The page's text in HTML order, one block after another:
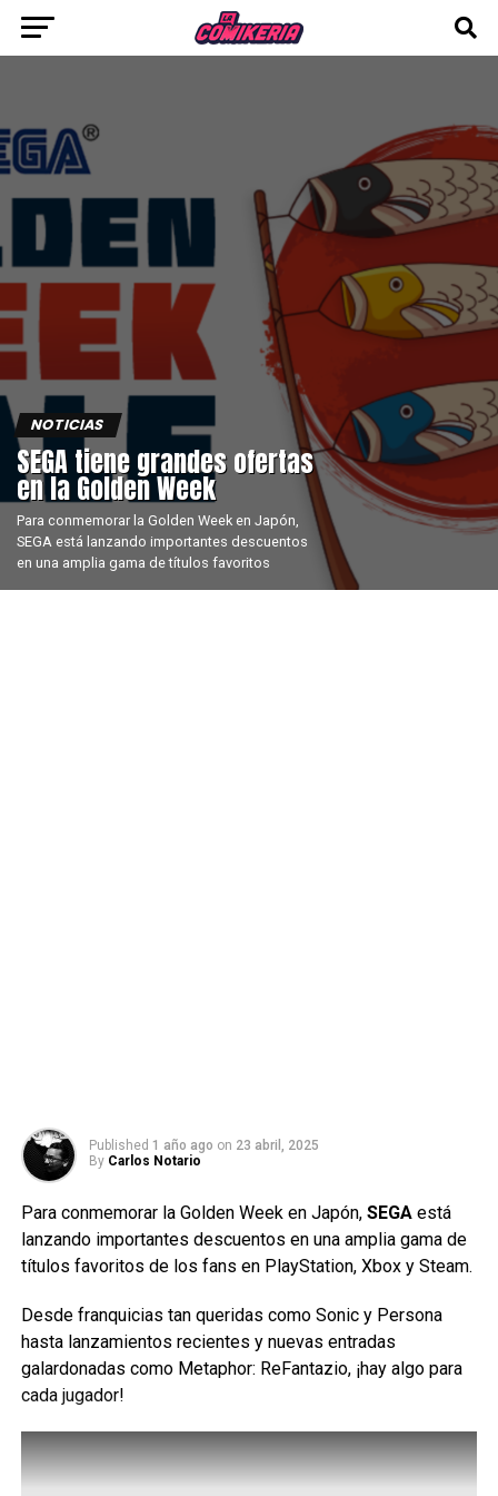
NOTICIAS
SEGA tiene grandes ofertas
en la Golden Week
Para conmemorar la Golden Week en Japón,
SEGA está lanzando importantes descuentos
en una amplia gama de títulos favoritos
Published 1 año ago on 23 abril, 2025
By Carlos Notario
Para conmemorar la Golden Week en Japón, SEGAestá
lanzando importantes descuentos en una amplia gama de
títulos favoritos de los fans en PlayStation, Xbox y Steam.
Desde franquicias tan queridas como Sonic y Persona
hasta lanzamientos recientes y nuevas entradas
galardonadas como Metaphor: ReFantazio, ¡hay algo para
cada jugador!